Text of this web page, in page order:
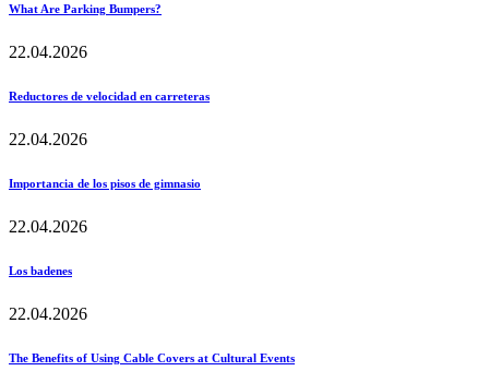
What Are Parking Bumpers?
22.04.2026
Reductores de velocidad en carreteras
22.04.2026
Importancia de los pisos de gimnasio
22.04.2026
Los badenes
22.04.2026
The Benefits of Using Cable Covers at Cultural Events